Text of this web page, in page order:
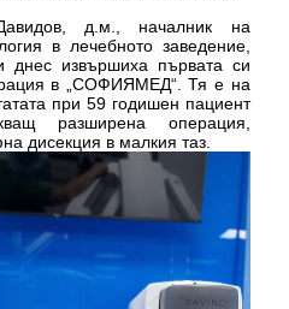
д.м., началник на
в лечебното заведение,
днес извършиха първата си
в „СОФИЯМЕД“. Тя е на
при 59 годишен пациент
разширена операция,
дисекция в малкия таз.